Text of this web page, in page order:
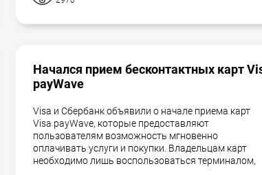
Начался прием бесконтактных карт
payWave
Visa и Сбербанк объявили о начале приема карт
Visa payWave, которые предоставляют
пользователям возможность мгновенно
оплачивать услуги и покупки. Владельцам карт
необходимо лишь воспользоваться терминалом,